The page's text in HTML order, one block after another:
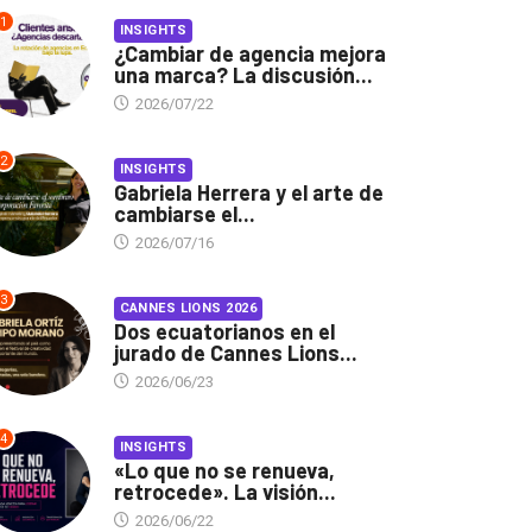
1 INSIGHTS
¿Cambiar de agencia mejora
una marca? La discusión...
2026/07/22
2 INSIGHTS
Gabriela Herrera y el arte de
cambiarse el...
2026/07/16
3 CANNES LIONS 2026
Dos ecuatorianos en el
jurado de Cannes Lions...
2026/06/23
4 INSIGHTS
«Lo que no se renueva,
retrocede». La visión...
2026/06/22